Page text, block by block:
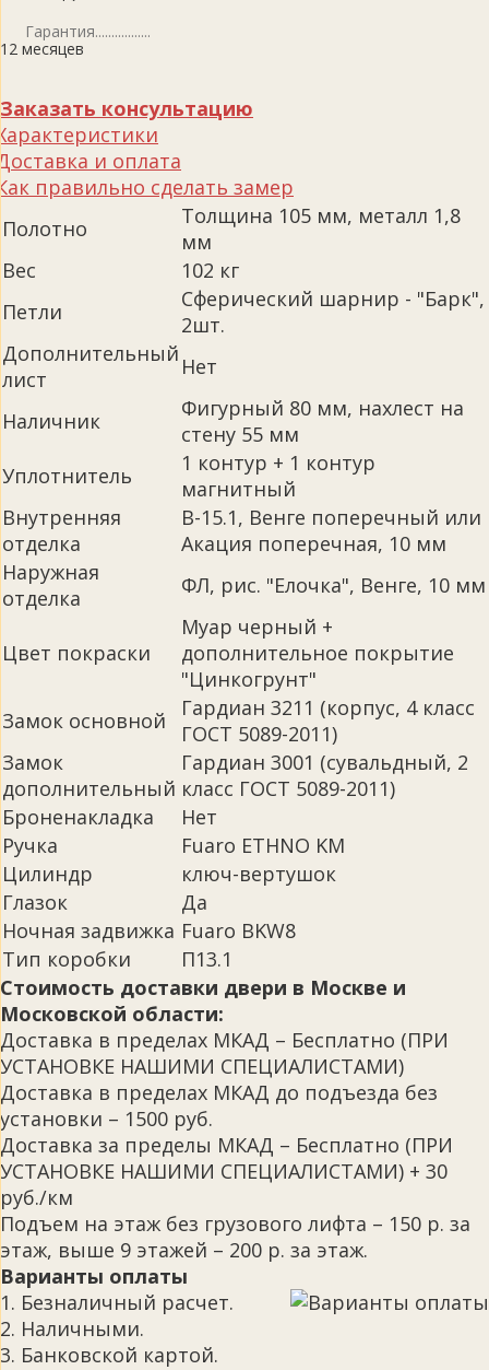
Гарантия
12 месяцев
Заказать консультацию
и оплата
правильно сделать замер
Полотно
Толщина 105 мм, металл 1,8
мм
Вес
102 кг
Петли
Сферический шарнир - "Барк",
2шт.
Дополнительный
лист
Нет
Наличник
Фигурный 80 мм, нахлест на
стену 55 мм
Уплотнитель
1 контур + 1 контур
магнитный
Внутренняя
отделка
В-15.1, Венге поперечный или
Акация поперечная, 10 мм
Наружная
отделка
ФЛ, рис. "Елочка", Венге, 10 мм
Цвет покраски
Муар черный +
дополнительное покрытие
"Цинкогрунт"
Замок основной
Гардиан 3211 (корпус, 4 класс
ГОСТ 5089-2011)
Замок
дополнительный
Гардиан 3001 (сувальдный, 2
класс ГОСТ 5089-2011)
Броненакладка
Нет
Ручка
Fuaro ETHNO KM
Цилиндр
ключ-вертушок
Глазок
Да
Ночная задвижка Fuaro BKW8
Тип коробки
П13.1
Стоимость доставки двери в Москве и
Московской области:
Доставка в пределах МКАД – Бесплатно (ПРИ
УСТАНОВКЕ НАШИМИ СПЕЦИАЛИСТАМИ)
Доставка в пределах МКАД до подъезда без
установки – 1500 руб.
Доставка за пределы МКАД – Бесплатно (ПРИ
УСТАНОВКЕ НАШИМИ СПЕЦИАЛИСТАМИ) + 30
руб./км
Подъем на этаж без грузового лифта – 150 р. за
этаж, выше 9 этажей – 200 р. за этаж.
Варианты оплаты
1. Безналичный расчет.
2. Наличными.
3. Банковской картой.